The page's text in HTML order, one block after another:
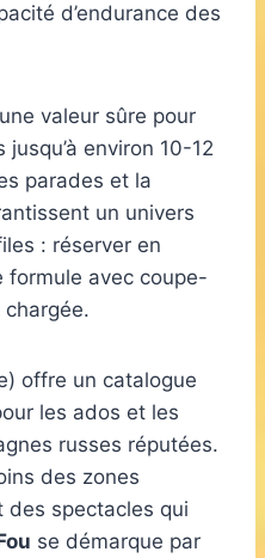
d’endurance des
valeur sûre pour
environ 10-12
parades et la
un univers
: réserver en
formule avec coupe-
offre un catalogue
les ados et les
russes réputées.
des zones
des spectacles qui
se démarque par